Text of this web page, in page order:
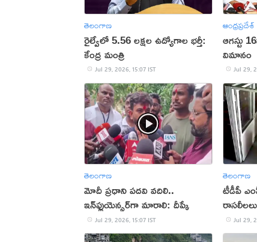
తెలంగాణ
రైల్వేలో 5.56 లక్షల ఉద్యోగాల భర్తీ:
కేంద్ర మంత్రి
Jul 29, 2026, 15:07 IST
ఆంధ్రప్రదేశ్
ఆగస్టు
విమానం
Jul 29,
తెలంగాణ
మోదీ ప్రధాని పదవి వదిలి..
ఇన్‌ఫ్లుయెన్సర్‌గా మారాలి: దీప్కే
Jul 29, 2026, 15:07 IST
తెలంగాణ
టీడీపీ
Jul 29,